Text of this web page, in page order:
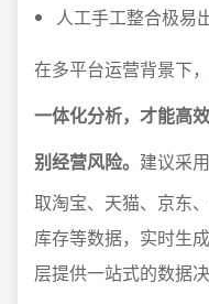
人工手工整合极易
在多平台运营背景下，
一体化分析，才能高
别经营风险。 建议采
取淘宝、天猫、京东
库存等数据，实时生
层提供一站式的数据决